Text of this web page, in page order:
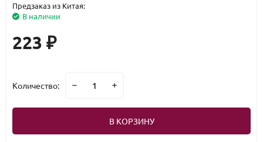
Предзаказ из Китая:
В наличии
223 ₽
Количество:
В КОРЗИНУ